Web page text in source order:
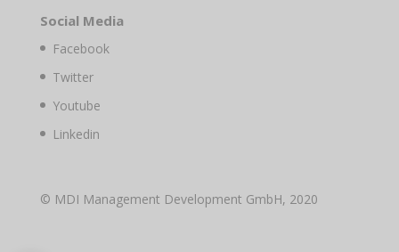
Social Media
Facebook
Twitter
Youtube
Linkedin
© MDI Management Development GmbH, 2020